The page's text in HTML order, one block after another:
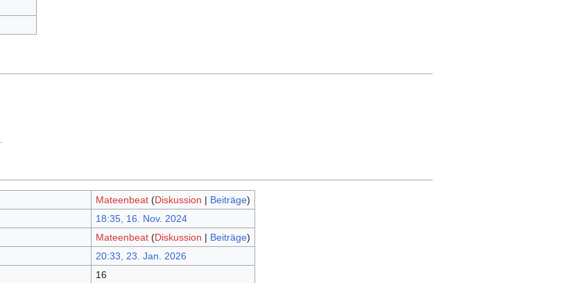
Mateenbeat (Diskussion | Beiträge)
18:35, 16. Nov. 2024
Mateenbeat (Diskussion | Beiträge)
20:33, 23. Jan. 2026
16